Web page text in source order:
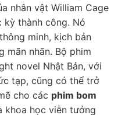
nhân vật William Cage
thành công. Nó
minh, kịch bản
mãn nhãn. Bộ phim
novel Nhật Bản, với
tạp, cũng có thể trở
cho các phim bom
khoa học viễn tưởng